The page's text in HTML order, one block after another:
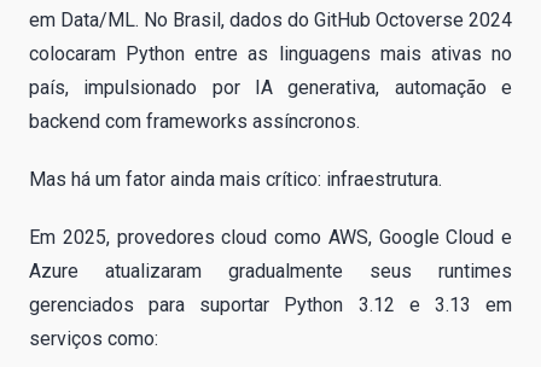
em Data/ML. No Brasil, dados do GitHub Octoverse 2024
colocaram Python entre as linguagens mais ativas no
país, impulsionado por IA generativa, automação e
backend com frameworks assíncronos.
Mas há um fator ainda mais crítico: infraestrutura.
Em 2025, provedores cloud como AWS, Google Cloud e
Azure atualizaram gradualmente seus runtimes
gerenciados para suportar Python 3.12 e 3.13 em
serviços como: